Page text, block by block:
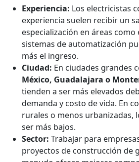
Experiencia: Los electricistas
experiencia suelen recibir un
especialización en áreas
sistemas de automatización
más el ingreso.
Ciudad: En ciudades grandes
México, Guadalajara o
tienden a ser más elevados
demanda y costo de vida. En
rurales o menos urbanizadas,
ser más bajos.
Sector: Trabajar para
proyectos de construcción de